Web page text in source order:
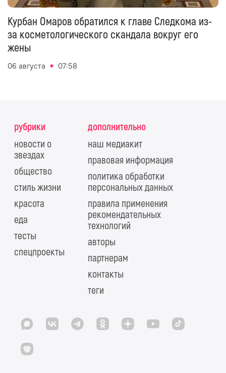
Курбан Омаров обратился к главе Следкома из-
за косметологического скандала вокруг его
жены
06 августа 07:58
рубрики
новости о
звездах
общество
стиль жизни
красота
еда
тесты
спецпроекты
дополнительно
наш медиакит
правовая информация
политика обработки
персональных данных
правила применения
рекомендательных
технологий
авторы
партнерам
контакты
теги